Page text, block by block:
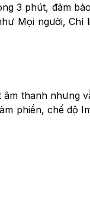
3 phút, đảm
Mọi người, Chỉ
thanh nhưng
phiền, chế độ